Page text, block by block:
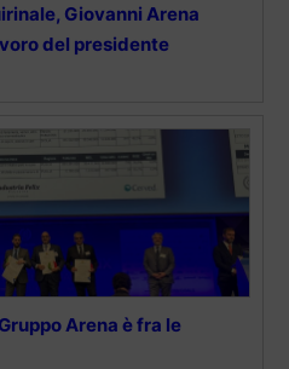
Giovanni Arena
del presidente
Arena è fra le